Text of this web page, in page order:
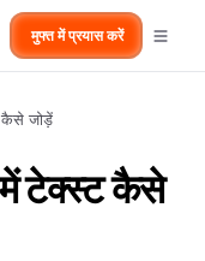
मुफ्त में प्रयास करें
कैसे जोड़ें
टेक्स्ट कैसे